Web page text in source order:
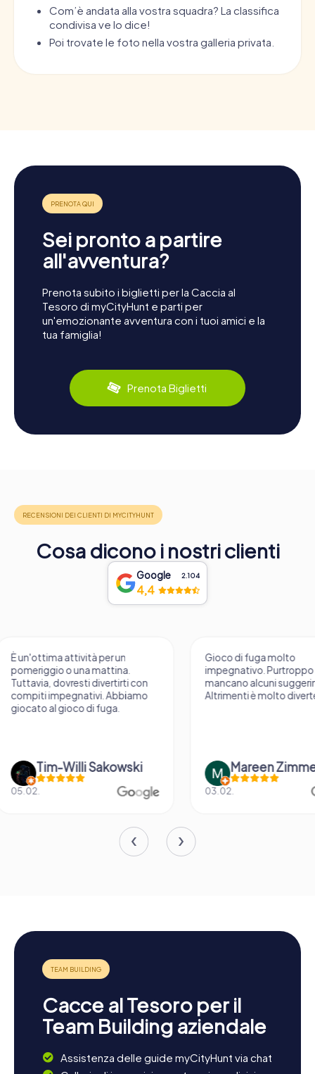
Com’è andata alla vostra squadra? La classifica
condivisa ve lo dice!
Poi trovate le foto nella vostra galleria privata.
Sei pronto a partire
all'avventura?
Prenota subito i biglietti per la Caccia al
Tesoro di myCityHunt e parti per
un'emozionante avventura con i tuoi amici e la
tua famiglia!
Prenota Biglietti
Cosa dicono i nostri clienti
Google 2.104
4,4
Gioco di fuga molto
impegnativo. Purtroppo
mancano alcuni suggerimenti.
Altrimenti è molto divertente.
Mareen Zimmermann
03.02.
Una VR Escape
fantastica!
Fabian
14.06.
Cacce al Tesoro per il
Team Building aziendale
Assistenza delle guide myCityHunt via chat